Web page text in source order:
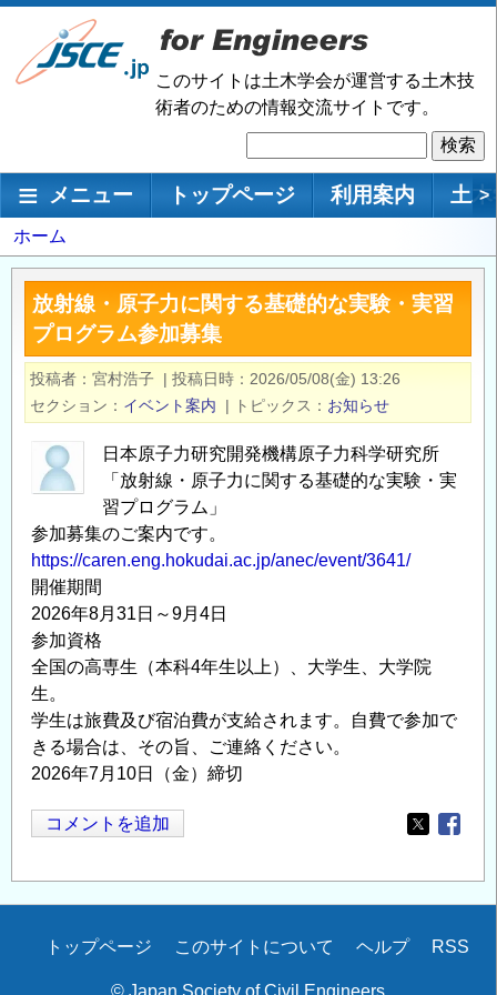
メ
ン
移
このサイトは土木学会が運営する土木技
術者のための情報交流サイトです。
索
メインナビゲーション
メニュー トップページ 利用案内 土 >
パ
ン
く
ず
ホーム
放射線・原子力に関する基礎的な実験・実習
プログラム参加募集
投稿者 宮村浩子 | 投稿日時
2026/05/08(金) 13:26
セクション
イベント案内 | トピックス お知らせ
日本原子力研究開発機構原子力科学研究所
「放射線・原子力に関する基礎的な実験・実
習プログラム」
参加募集のご案内です。
https://caren.eng.hokudai.ac.jp/anec/event/3641/
開催期間
2026年8月31日～9月4日
参加資格
全国の高専生（本科4年生以上）、大学生、大学院
生。
学生は旅費及び宿泊費が支給されます。自費で参加で
きる場合は、その旨、ご連絡ください。
2026年7月10日（金）締切
コメントを追加
Opens in
Secondary
トップページ このサイトについて ヘルプ RSS
© Japan Society of Civil Engineers